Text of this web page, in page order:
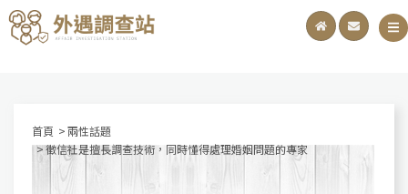
首頁
兩性話題
徵信社是擅長調查技術，同時懂得處理婚姻問題的專家